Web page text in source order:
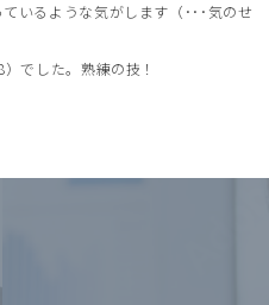
いるような気がします（･･･気のせ
でした。熟練の技！